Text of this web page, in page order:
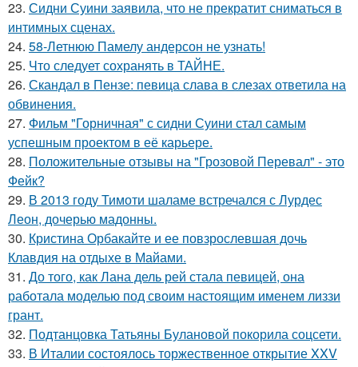
23. Сидни Суини заявила, что не прекратит сниматься в
интимных сценах.
24. 58-Летнюю Памелу андерсон не узнать!
25. Что следует сохранять в ТАЙНЕ.
26. Скандал в Пензе: певица слава в слезах ответила на
обвинения.
27. Фильм "Горничная" с сидни Суини стал самым
успешным проектом в её карьере.
28. Положительные отзывы на "Грозовой Перевал" - это
Фейк?
29. В 2013 году Тимоти шаламе встречался с Лурдес
Леон, дочерью мадонны.
30. Кристина Орбакайте и ее повзрослевшая дочь
Клавдия на отдыхе в Майами.
31. До того, как Лана дель рей стала певицей, она
работала моделью под своим настоящим именем лиззи
грант.
32. Подтанцовка Татьяны Булановой покорила соцсети.
33. В Италии состоялось торжественное открытие XXV